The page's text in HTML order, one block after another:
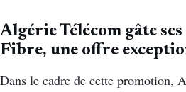
Algérie Télécom gâte
Fibre, une offre
Dans le cadre de cette promotion,